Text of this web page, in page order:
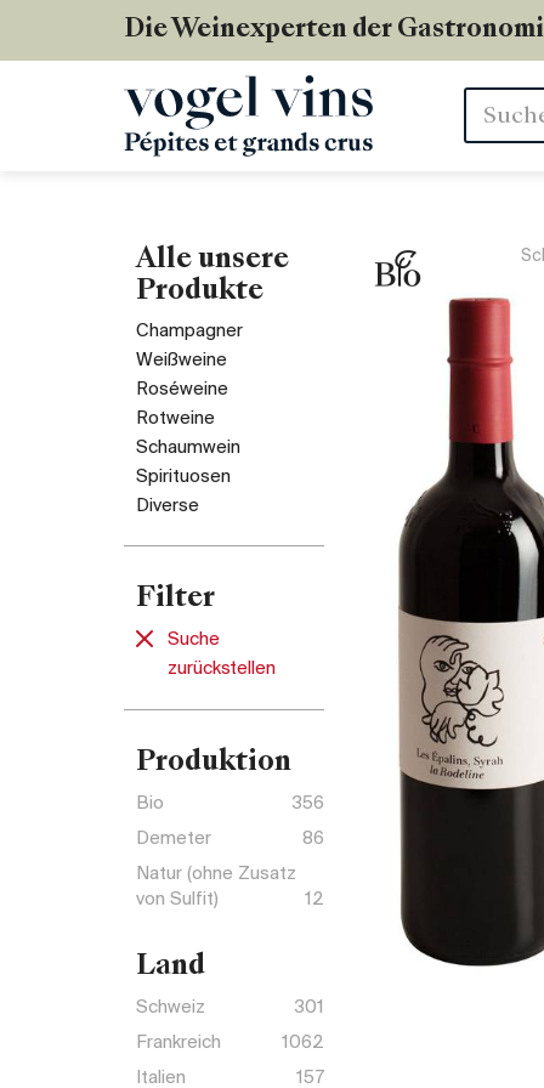
Die Weinexperten der
Alle unsere
Produkte
Champagner
Weißweine
Roséweine
Rotweine
Schaumwein
Spirituosen
Diverse
Filter
Suche
zurückstellen
Produktion
Bio
356
Demeter
86
Natur (ohne Zusatz
von Sulfit)
12
Land
Schweiz
301
Frankreich
1062
Italien
157